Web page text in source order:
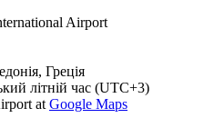
Airport
Греція
літній час (UTC+3)
at Google Maps